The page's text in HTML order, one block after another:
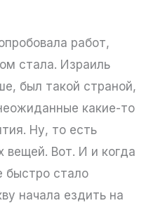
работ,
стала. Израиль
был такой страной,
какие-то
Ну, то есть
вещей. Вот. И и когда
быстро стало
начала ездить на